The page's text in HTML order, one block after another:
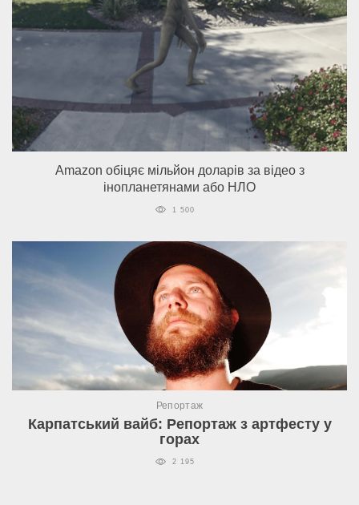
Amazon обіцяє мільйон доларів за відео з
інопланетянами або НЛО
1 500
Репортаж
Карпатський вайб: Репортаж з артфесту у
горах
2 195